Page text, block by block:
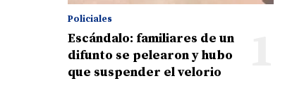
Policiales
Escándalo: familiares de un
difunto se pelearon y hubo
que suspender el velorio